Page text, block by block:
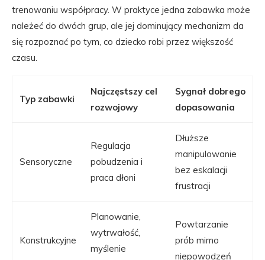
trenowaniu współpracy. W praktyce jedna zabawka może
należeć do dwóch grup, ale jej dominujący mechanizm da
się rozpoznać po tym, co dziecko robi przez większość
czasu.
Typ zabawki
Najczęstszy cel
rozwojowy
Sygnał dobrego
dopasowania
Sensoryczne
Regulacja
pobudzenia i
praca dłoni
Dłuższe
manipulowanie
bez eskalacji
frustracji
Konstrukcyjne
Planowanie,
wytrwałość,
myślenie
Powtarzanie
prób mimo
niepowodzeń